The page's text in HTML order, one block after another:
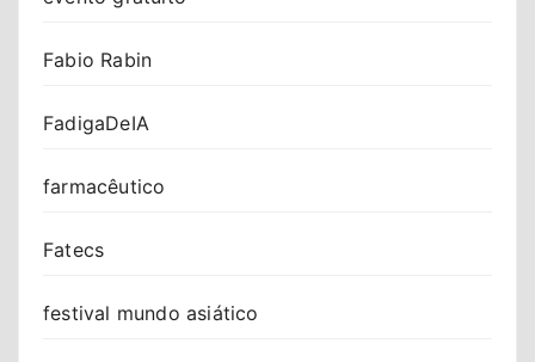
Fabio Rabin
FadigaDeIA
farmacêutico
Fatecs
festival mundo asiático